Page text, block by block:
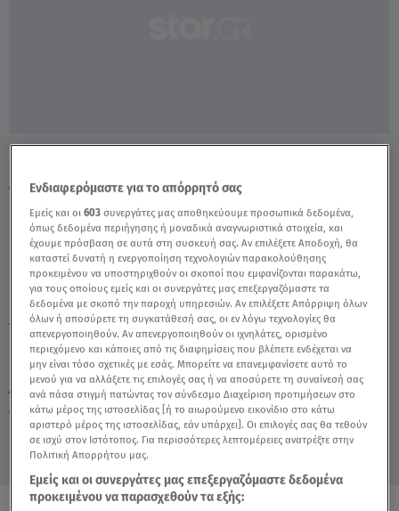
Δευτέρα 10 Αυγούστου 2026
13.04.22, 14:45 CELEBRITIES & GOSSIP ΝΕΑ
Ζωής Της! - Video
TAGS: RIHANNA
Ενδιαφερόμαστε για το απόρρητό σας
Εμείς και οι603 συνεργάτες μας αποθηκεύουμε προσωπικά δεδομένα,
όπως δεδομένα περιήγησης ή μοναδικά αναγνωριστικά στοιχεία, και
έχουμε πρόσβαση σε αυτά στη συσκευή σας. Αν επιλέξετε Αποδοχή, θα
καταστεί δυνατή η ενεργοποίηση τεχνολογιών παρακολούθησης
προκειμένου να υποστηριχθούν οι σκοποί που εμφανίζονται παρακάτω,
για τους οποίους εμείς και οι συνεργάτες μας επεξεργαζόμαστε τα
δεδομένα με σκοπό την παροχή υπηρεσιών. Αν επιλέξετε Απόρριψη όλων
όλων ή αποσύρετε τη συγκατάθεσή σας, οι εν λόγω τεχνολογίες θα
απενεργοποιηθούν. Αν απενεργοποιηθούν οι ιχνηλάτες, ορισμένο
περιεχόμενο και κάποιες από τις διαφημίσεις που βλέπετε ενδέχεται να
μην είναι τόσο σχετικές με εσάς. Μπορείτε να επανεμφανίσετε αυτό το
μενού για να αλλάξετε τις επιλογές σας ή να αποσύρετε τη συναίνεσή σας
ανά πάσα στιγμή πατώντας τον σύνδεσμο Διαχείριση προτιμήσεων στο
κάτω μέρος της ιστοσελίδας [ή το αιωρούμενο εικονίδιο στο κάτω
αριστερό μέρος της ιστοσελίδας, εάν υπάρχει]. Οι επιλογές σας θα τεθούν
σε ισχύ στον Ιστότοπος. Για περισσότερες λεπτομέρειες ανατρέξτε στην
Πολιτική Απορρήτου μας.
Εμείς και οι συνεργάτες μας επεξεργαζόμαστε δεδομένα
προκειμένου να παρασχεθούν τα εξής: